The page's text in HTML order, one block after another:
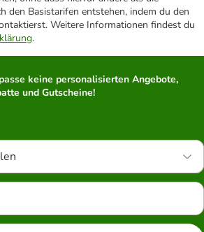
den Basistarifen entstehen, indem du den
Weitere Informationen findest du
.
keine personalisierten Angebote,
und Gutscheine!